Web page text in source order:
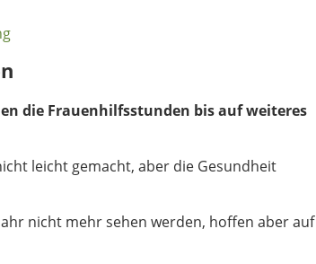
die Frauenhilfsstunden bis auf weiteres
leicht gemacht, aber die Gesundheit
nicht mehr sehen werden, hoffen aber auf